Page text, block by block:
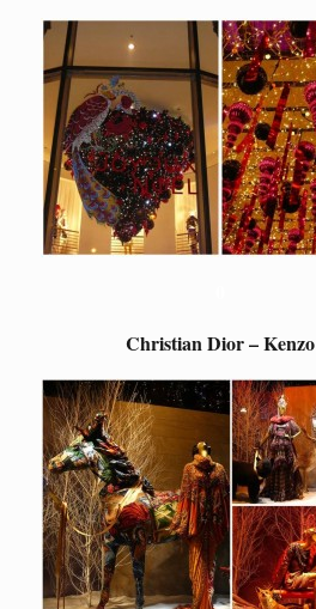
Christian Dior – Kenzo